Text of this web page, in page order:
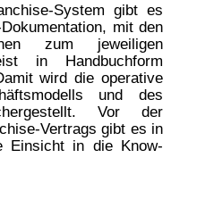
System gibt es
mit den
zum jeweiligen
in Handbuchform
wird die operative
und des
Vor der
Vertrags gibt es in
Einsicht in die Know-